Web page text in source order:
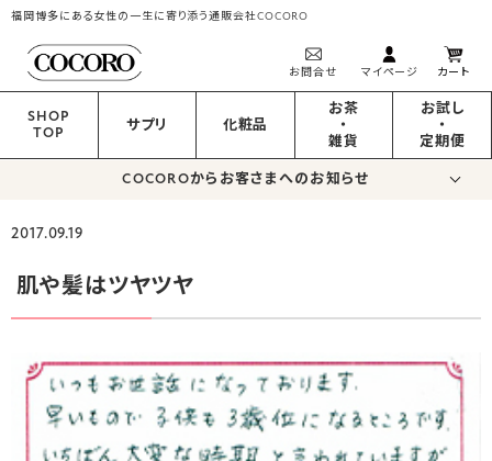
福岡博多にある女性の一生に寄り添う通販会社COCORO
お問合せ マイページ カート
SHOP
TOP
サプリ 化粧品
お茶
・
雑貨
お試し
・
定期便
COCOROからお客さまへのお知らせ
2017.09.19
肌や髪はツヤツヤ